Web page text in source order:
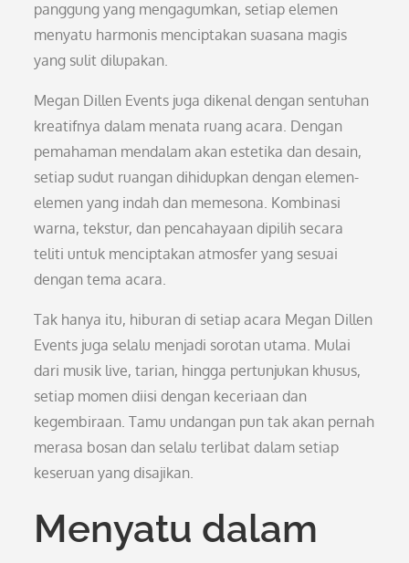
panggung yang mengagumkan, setiap elemen
menyatu harmonis menciptakan suasana magis
yang sulit dilupakan.
Megan Dillen Events juga dikenal dengan sentuhan
kreatifnya dalam menata ruang acara. Dengan
pemahaman mendalam akan estetika dan desain,
setiap sudut ruangan dihidupkan dengan elemen-
elemen yang indah dan memesona. Kombinasi
warna, tekstur, dan pencahayaan dipilih secara
teliti untuk menciptakan atmosfer yang sesuai
dengan tema acara.
Tak hanya itu, hiburan di setiap acara Megan Dillen
Events juga selalu menjadi sorotan utama. Mulai
dari musik live, tarian, hingga pertunjukan khusus,
setiap momen diisi dengan keceriaan dan
kegembiraan. Tamu undangan pun tak akan pernah
merasa bosan dan selalu terlibat dalam setiap
keseruan yang disajikan.
Menyatu dalam